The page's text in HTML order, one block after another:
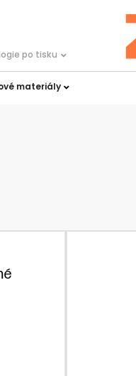
materiály
po tisku